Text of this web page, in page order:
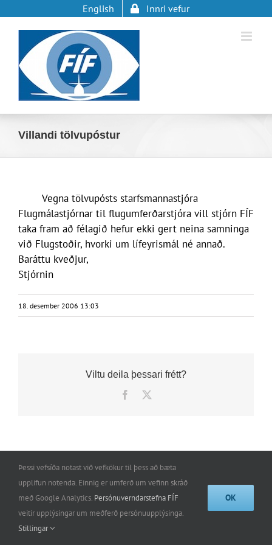
English Innri vefur
Villandi tölvupóstur
Vegna tölvupósts starfsmannastjóra
Flugmálastjórnar til flugumferðarstjóra vill stjórn FÍF
taka fram að félagið hefur ekki gert neina samninga
við Flugstoðir, hvorki um lífeyrismál né annað.
Baráttu kveðjur,
Stjórnin
18. desember 2006 13:03
Viltu deila þessari frétt?
Facebook
Félag íslenskra flugumferðarstjóra | Stórhöfða 31 | 110
Reykjavík | GSM: 861-0050 |
Þessi vefsíða notast við vefkökur til þess að bæta
upplifun notenda. Einnig er umferð um vefinn skráð
með Google Analytics. Persónuverndarstefna FÍF
veitir upplýsingar um meðferð persónuupplýsinga.
Stillingar
OK